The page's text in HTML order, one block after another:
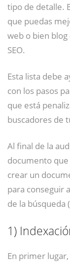
tipo de detalle.
que puedas
web o bien
SEO.
Esta lista debe
con los pasos
que está
buscadores de
Al final de la
documento que
crear un
para conseguir
de la búsqueda (
1)
En primer